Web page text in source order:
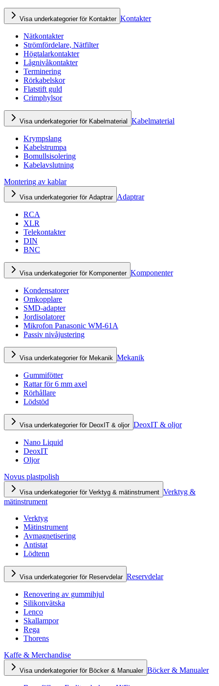
Visa underkategorier för Kontakter Kontakter
Nätkontakter
Strömfördelare, Nätfilter
Högtalarkontakter
Lågnivåkontakter
Terminering
Rörkabelskor
Flatstift guld
Crimphylsor
Visa underkategorier för Kabelmaterial Kabelmaterial
Krympslang
Kabelstrumpa
Bomullsisolering
Kabelavslutning
Montering av kablar
Visa underkategorier för Adaptrar Adaptrar
RCA
XLR
Telekontakter
DIN
BNC
Visa underkategorier för Komponenter Komponenter
Kondensatorer
Omkopplare
SMD-adapter
Jordisolatorer
Mikrofon Panasonic WM-61A
Passiv nivåjustering
Visa underkategorier för Mekanik Mekanik
Gummifötter
Rattar för 6 mm axel
Rörhållare
Lödstöd
Visa underkategorier för DeoxIT & oljor DeoxIT & oljor
Nano Liquid
DeoxIT
Oljor
Novus plastpolish
Visa underkategorier för Verktyg & mätinstrument Verktyg &
mätinstrument
Verktyg
Mätinstrument
Avmagnetisering
Antistat
Lödtenn
Visa underkategorier för Reservdelar Reservdelar
Renovering av gummihjul
Silikonvätska
Lenco
Skallampor
Rega
Thorens
Kaffe & Merchandise
Visa underkategorier för Böcker & Manualer Böcker & Manualer